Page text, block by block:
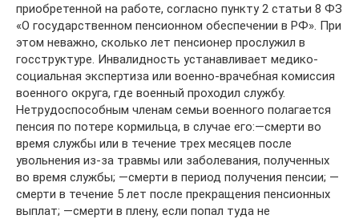
приобретенной на работе, согласно пункту 2 статьи 8 ФЗ
«О государственном пенсионном обеспечении в РФ». При
этом неважно, сколько лет пенсионер прослужил в
госструктуре. Инвалидность устанавливает медико-
социальная экспертиза или военно-врачебная комиссия
военного округа, где военный проходил службу.
Нетрудоспособным членам семьи военного полагается
пенсия по потере кормильца, в случае его:—смерти во
время службы или в течение трех месяцев после
увольнения из-за травмы или заболевания, полученных
во время службы; —смерти в период получения пенсии; —
смерти в течение 5 лет после прекращения пенсионных
выплат; —смерти в плену, если попал туда не